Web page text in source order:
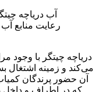
آب دریاچه
رعایت منابع
دریاچه چیتگر با وجود
می‌کند و زمینه اشتغال
آن حضور پرندگان